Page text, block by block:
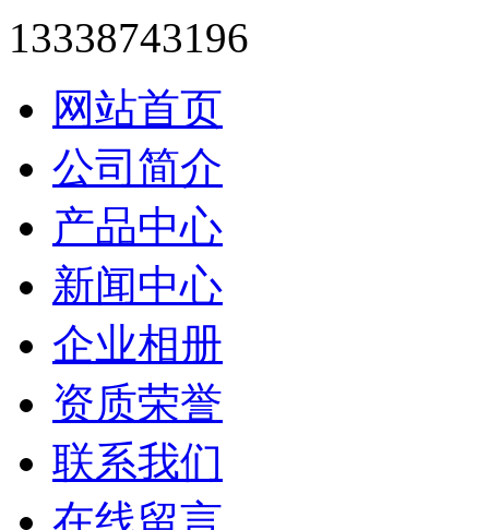
13338743196
网站首页
公司简介
产品中心
新闻中心
企业相册
资质荣誉
联系我们
在线留言